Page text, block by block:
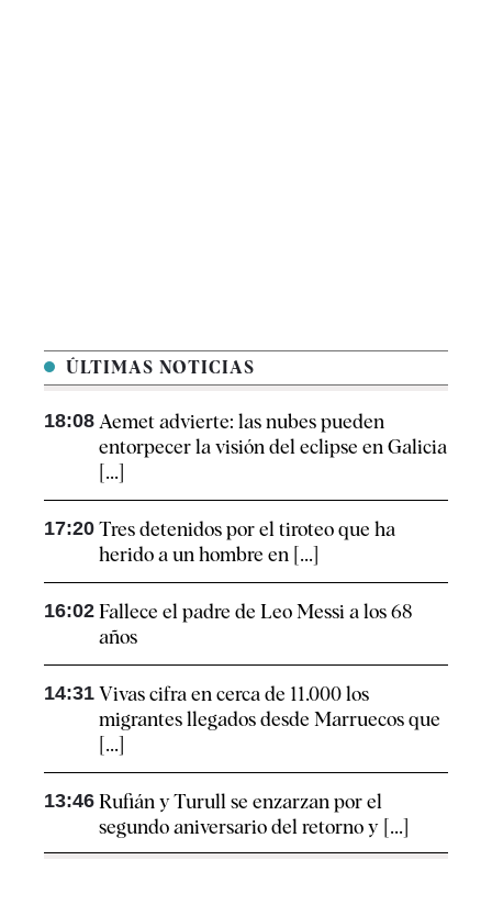
ÚLTIMAS NOTICIAS
18:08 Aemet advierte: las nubes pueden
entorpecer la visión del eclipse en Galicia
[...]
17:20 Tres detenidos por el tiroteo que ha
herido a un hombre en [...]
16:02 Fallece el padre de Leo Messi a los 68
años
14:31 Vivas cifra en cerca de 11.000 los
migrantes llegados desde Marruecos que
[...]
13:46 Rufián y Turull se enzarzan por el
segundo aniversario del retorno y [...]